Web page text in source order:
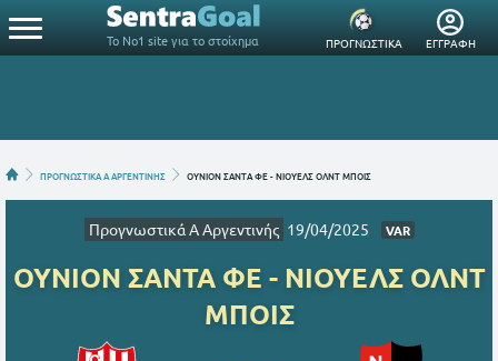
Το Νο1 site για το στοίχημα ΠΡΟΓΝΩΣΤΙΚΑ ΕΓΓΡΑΦΗ
ΠΡΟΓΝΩΣΤΙΚΑ A ΑΡΓΕΝΤΙΝΗΣ ΟΥΝΙΟΝ ΣΑΝΤΑ ΦΕ - ΝΙΟΥΕΛΣ ΟΛΝΤ ΜΠΟΙΣ
Προγνωστικά A Αργεντινής 19/04/2025 VAR
ΟΥΝΙΟΝ ΣΑΝΤΑ ΦΕ - ΝΙΟΥΕΛΣ ΟΛΝΤ
ΜΠΟΙΣ